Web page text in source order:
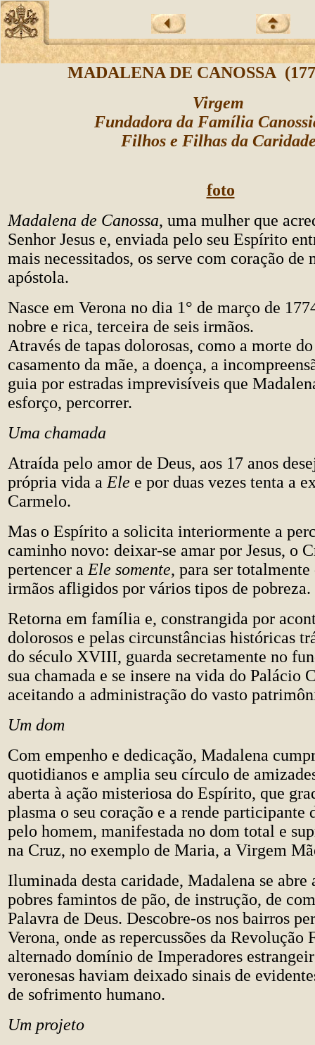
MADALENA DE CANOSSA
Virgem
Fundadora da Família
Filhos e Filhas da
foto
Madalena de Canossa, uma mulher que
Senhor Jesus e, enviada pelo seu Espírito
mais necessitados, os serve com coração de
apóstola.
Nasce em Verona no dia 1° de março de
nobre e rica, terceira de seis irmãos.
Através de tapas dolorosas, como a morte
casamento da mãe, a doença, a
guia por estradas imprevisíveis que
esforço, percorrer.
Uma chamada
Atraída pelo amor de Deus, aos 17 anos
própria vida a Ele e por duas vezes tenta a
Carmelo.
Mas o Espírito a solicita interiormente a
caminho novo: deixar-se amar por Jesus, o
pertencer a Ele somente, para ser
irmãos afligidos por vários tipos de pobreza.
Retorna em família e, constrangida por
dolorosos e pelas circunstâncias históricas
do século XVIII, guarda secretamente no
sua chamada e se insere na vida do Palácio
aceitando a administração do vasto
Um dom
Com empenho e dedicação, Madalena
quotidianos e amplia seu círculo de
aberta à ação misteriosa do Espírito, que
plasma o seu coração e a rende participante
pelo homem, manifestada no dom total e
na Cruz, no exemplo de Maria, a Virgem
Iluminada desta caridade, Madalena se abre
pobres famintos de pão, de instrução, de
Palavra de Deus. Descobre-os nos bairros
Verona, onde as repercussões da Revolução
alternado domínio de Imperadores
veronesas haviam deixado sinais de
de sofrimento humano.
Um projeto